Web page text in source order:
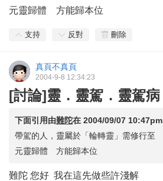
元靈歸體 方能歸本位
支持 反對 刪除
真頁不真頁
2004-9-8 12:34:23
[討論]靈．靈駕．靈駕病
下面引用由難陀在 2004/09/07 10:47pm
帶駕的人，靈屬於「輪轉靈」需修行至
元靈歸體 方能歸本位
難陀 您好 我在這先做些許淺解